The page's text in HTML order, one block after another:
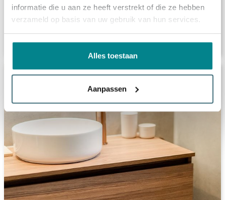
informatie die u aan ze heeft verstrekt of die ze hebben
verzameld op basis van uw gebruik van hun services.
Alles toestaan
Aanpassen
Voor de warme touch in de badkamer.
Bekijk producten